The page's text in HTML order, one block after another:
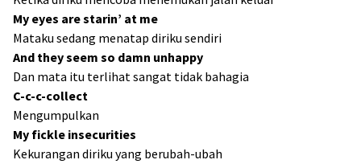
My eyes are starin’ at me
Mataku sedang menatap diriku sendiri
And they seem so damn unhappy
Dan mata itu terlihat sangat tidak bahagia
C-c-c-collect
Mengumpulkan
My fickle insecurities
Kekurangan diriku yang berubah-ubah